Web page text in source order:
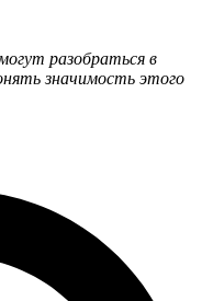
разобраться в
значимость этого